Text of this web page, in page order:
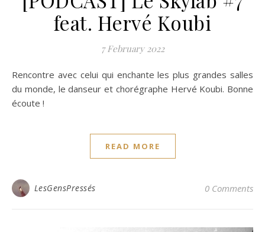
feat. Hervé Koubi
7 February 2022
Rencontre avec celui qui enchante les plus grandes salles
du monde, le danseur et chorégraphe Hervé Koubi. Bonne
écoute !
READ MORE
LesGensPressés 0 Comments